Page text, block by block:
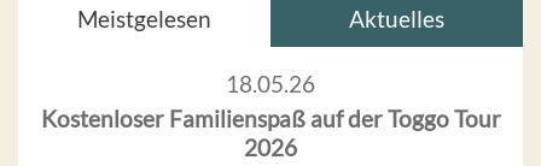
Meistgelesen Aktuelles
18.05.26
Kostenloser Familienspaß auf der Toggo Tour
2026